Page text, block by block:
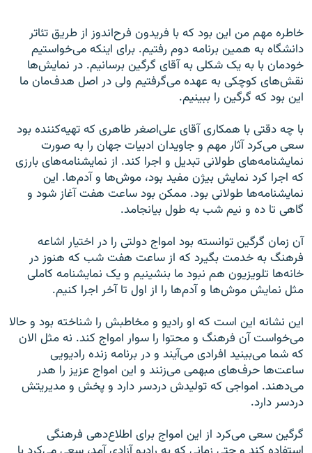
خاطره مهم من این بود که با فریدون فرح‌اندوز از طریق تئا‌تر
دانشگاه به همین برنامه دوم رفتیم. برای اینکه می‌خواستیم
خودمان با به یک شکلی به آقای گرگین برسانیم. در نمایش‌ها
نقش‌های کوچکی به عهده می‌گرفتیم ولی در اصل هدف‌مان ما
این بود که گرگین را ببینیم.
با چه دقتی با همکاری آقای علی‌اصغر طاهری که تهیه‌کننده بود
سعی می‌کرد آثار مهم و جاویدان ادبیات جهان را به صورت
نمایشنامه‌های طولانی تبدیل و اجرا کند. از نمایشنامه‌های بارزی
که اجرا کرد نمایش بیژن مفید بود، موش‌ها و آدم‌ها. این
نمایشنامه‌ها طولانی بود. ممکن بود ساعت هفت آغاز شود و
گاهی تا ده و نیم شب به طول بیانجامد.
آن زمان گرگین توانسته بود امواج دولتی را در اختیار اشاعه
فرهنگ به خدمت بگیرد که از ساعت هفت شب که هنوز در
خانه‌ها تلویزیون هم نبود ما بنشینیم و یک نمایشنامه کاملی
مثل نمایش موش‌ها و آدم‌ها را از اول تا آخر اجرا کنیم.
این نشانه این است که او رادیو و مخاطبش را شناخته بود و حالا
می‌خواست آن فرهنگ و محتوا را سوار امواج کند. نه مثل الان
که شما می‌بینید افرادی می‌آیند و در برنامه زنده رادیویی
ساعت‌ها حرف‌های مبهمی می‌زنند و این امواج عزیز را هدر
می‌دهند. امواجی که تولیدش دردسر دارد و پخش و مدیریتش
دردسر دارد.
گرگین سعی می‌کرد از این امواج برای اطلاع‌دهی فرهنگی